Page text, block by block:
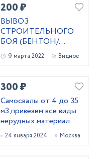
200 ₽
ВЫВОЗ
СТРОИТЕЛЬНОГО
БОЯ (БЕНТОН/
КИРПИЧ/СКОЛ)
9 марта 2022 Видное
300 ₽
Самосвалы от 4 до 35
м3,привезем все виды
нерудных материалов
и вывоз грун
24 января 2024 Москва